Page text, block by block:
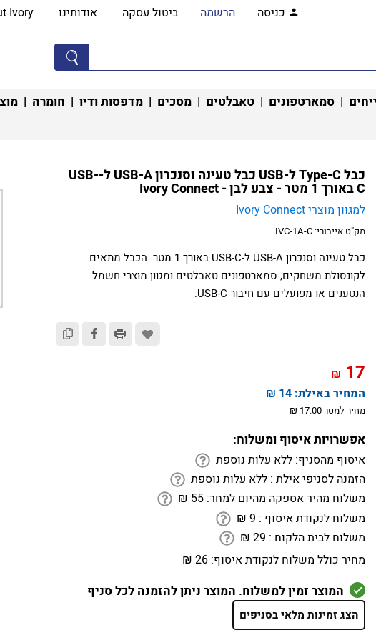
כניסה הרשמה ביטול עסקה אודותינו Ivory
| סמארטפונים | טאבלטים | מסכים | מדפסות ודיו | חומרה |
כבל Type-C ל-USB​ כבל טעינה וסנכרון USB-A ל-USB-
C באורך 1 מטר - צבע לבן - Ivory Connect
למגוון מוצרי Ivory Connect
מק"ט אייבורי: IVC-1A-C
כבל טעינה וסנכרון USB-A ל-USB-C באורך 1 מטר. הכבל מתאים
לקונסולת משחקים, סמארטפונים טאבלטים ומגוון מוצרי חשמל
הנטענים או מפועלים עם חיבור USB-C.
₪
17
₪
המחיר באילת: 14 ₪
מחיר למטר 17.00 ₪
אפשרויות איסוף ומשלוח:
איסוף מהסניף: ללא עלות נוספת
הזמנה לסניפי אילת : ללא עלות נוספת
משלוח מהיר אספקה מהיום למחר:
₪ 55
משלוח לנקודת איסוף :
₪ 9
משלוח לבית הלקוח :
₪ 29
מחיר כולל משלוח לנקודת איסוף: 26 ₪
המוצר זמין למשלוח. המוצר ניתן להזמנה לכל סניף
הצג זמינות מלאי בסניפים